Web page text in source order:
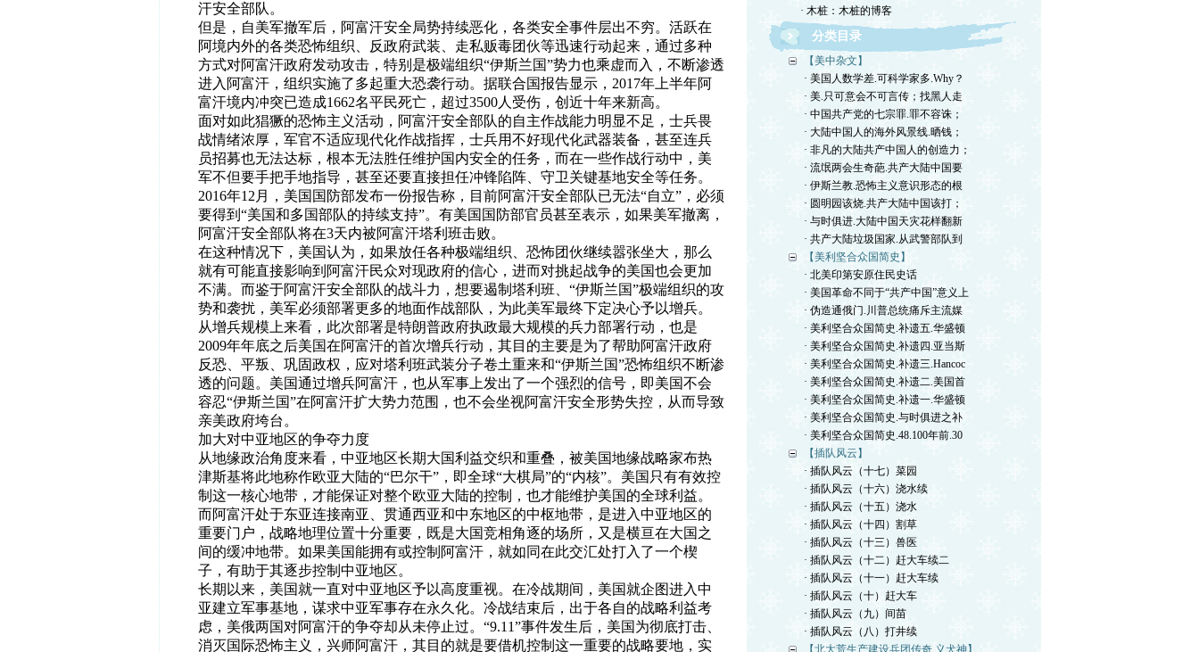
汗安全部队。
但是，自美军撤军后，阿富汗安全局势持续恶化，各类安全事件层出不穷。活跃在
阿境内外的各类恐怖组织、反政府武装、走私贩毒团伙等迅速行动起来，通过多种
方式对阿富汗政府发动攻击，特别是极端组织“伊斯兰国”势力也乘虚而入，不断渗透
进入阿富汗，组织实施了多起重大恐袭行动。据联合国报告显示，2017年上半年阿
富汗境内冲突已造成1662名平民死亡，超过3500人受伤，创近十年来新高。
面对如此猖獗的恐怖主义活动，阿富汗安全部队的自主作战能力明显不足，士兵畏
战情绪浓厚，军官不适应现代化作战指挥，士兵用不好现代化武器装备，甚至连兵
员招募也无法达标，根本无法胜任维护国内安全的任务，而在一些作战行动中，美
军不但要手把手地指导，甚至还要直接担任冲锋陷阵、守卫关键基地安全等任务。
2016年12月，美国国防部发布一份报告称，目前阿富汗安全部队已无法“自立”，必须
要得到“美国和多国部队的持续支持”。有美国国防部官员甚至表示，如果美军撤离，
阿富汗安全部队将在3天内被阿富汗塔利班击败。
在这种情况下，美国认为，如果放任各种极端组织、恐怖团伙继续嚣张坐大，那么
就有可能直接影响到阿富汗民众对现政府的信心，进而对挑起战争的美国也会更加
不满。而鉴于阿富汗安全部队的战斗力，想要遏制塔利班、“伊斯兰国”极端组织的攻
势和袭扰，美军必须部署更多的地面作战部队，为此美军最终下定决心予以增兵。
从增兵规模上来看，此次部署是特朗普政府执政最大规模的兵力部署行动，也是
2009年年底之后美国在阿富汗的首次增兵行动，其目的主要是为了帮助阿富汗政府
反恐、平叛、 巩固政权，应对塔利班武装分子卷土重来和“伊斯兰国”恐怖组织不断渗
透的问题。美国通过增兵阿富汗，也从军事上发出了一个强烈的信号，即美国不会
容忍“伊斯兰国”在阿富汗扩大势力范围，也不会坐视阿富汗安全形势失控，从而导致
亲美政府垮台。
加大对中亚地区的争夺力度
从地缘政治角度来看，中亚地区长期大国利益交织和重叠，被美国地缘战略家布热
津斯基将此地称作欧亚大陆的“巴尔干”，即全球“大棋局”的“内核”。美国只有有效控
制这一核心地带，才能保证对整个欧亚大陆的控制，也才能维护美国的全球利益。
而阿富汗处于东亚连接南亚、贯通西亚和中东地区的中枢地带，是进入中亚地区的
重要门户，战略地理位置十分重要，既是大国竞相角逐的场所，又是横亘在大国之
间的缓冲地带。如果美国能拥有或控制阿富汗，就如同在此交汇处打入了一个楔
子，有助于其逐步控制中亚地区。
长期以来，美国就一直对中亚地区予以高度重视。在冷战期间，美国就企图进入中
亚建立军事基地，谋求中亚军事存在永久化。冷战结束后，出于各自的战略利益考
虑，美俄两国对阿富汗的争夺却从未停止过。“9.11”事件发生后，美国为彻底打击、
消灭国际恐怖主义，兴师阿富汗，其目的就是要借机控制这一重要的战略要地，实
· 木桩：木桩的博客
分类目录
【美中杂文】
· 美国人数学差.可科学家多.Why？
· 美.只可意会不可言传；找黑人走
· 中国共产党的七宗罪.罪不容诛；
· 大陆中国人的海外风景线.晒钱；
· 非凡的大陆共产中国人的创造力；
· 流氓两会生奇葩.共产大陆中国要
· 伊斯兰教.恐怖主义意识形态的根
· 圆明园该烧.共产大陆中国该打；
· 与时俱进.大陆中国天灾花样翻新
· 共产大陆垃圾国家.从武警部队到
【美利坚合众国简史】
· 北美印第安原住民史话
· 美国革命不同于“共产中国”意义上
· 伪造通俄门.川普总统痛斥主流媒
· 美利坚合众国简史.补遗五.华盛顿
· 美利坚合众国简史.补遗四.亚当斯
· 美利坚合众国简史.补遗三.Hancoc
· 美利坚合众国简史.补遗二.美国首
· 美利坚合众国简史.补遗一.华盛顿
· 美利坚合众国简史.与时俱进之补
· 美利坚合众国简史.48.100年前.30
【插队风云】
· 插队风云（十七）菜园
· 插队风云（十六）浇水续
· 插队风云（十五）浇水
· 插队风云（十四）割草
· 插队风云（十三）兽医
· 插队风云（十二）赶大车续二
· 插队风云（十一）赶大车续
· 插队风云（十）赶大车
· 插队风云（九）间苗
· 插队风云（八）打井续
【北大荒生产建设兵团传奇.义犬神】